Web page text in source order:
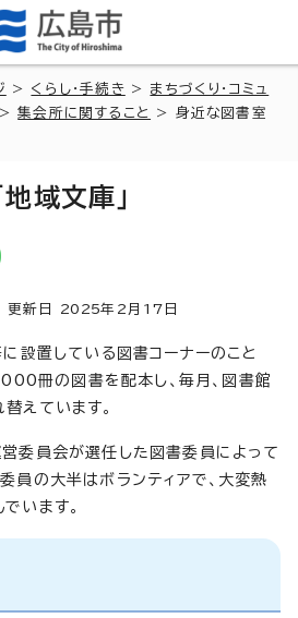
> くらし・手続き > まちづくり・コミュ
>集会所に関すること
> 身近な図書室
域文庫」
新日 2025年2月 17 日
に設置している図書コーナーのこと
冊の図書を配本し、毎月、図書館
えています。
委員会が選任した図書委員によって
員の大半はボランティアで、大変熱
います。